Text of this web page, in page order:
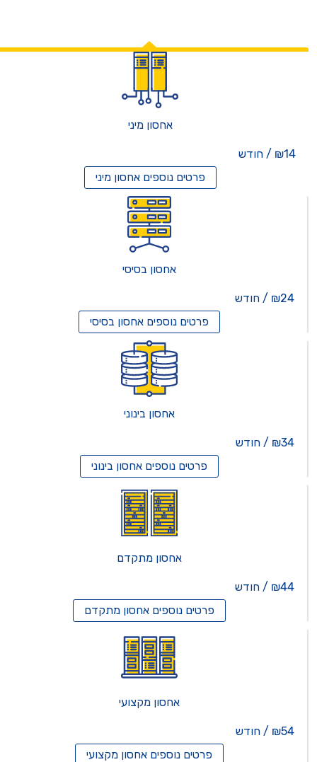
אחסון מיני
₪14 / חודש
פרטים נוספיםאחסון מיני
אחסון בסיסי
₪24 / חודש
פרטים נוספיםאחסון בסיסי
אחסון בינוני
₪34 / חודש
פרטים נוספיםאחסון בינוני
אחסון מתקדם
₪44 / חודש
פרטים נוספיםאחסון מתקדם
אחסון מקצועי
₪54 / חודש
פרטים נוספיםאחסון מקצועי